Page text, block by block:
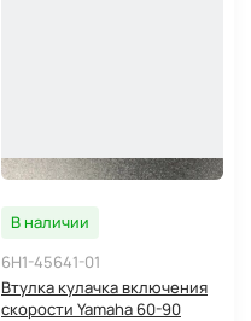
В наличии
6H1-45641-01
Втулка кулачка включения
скорости Yamaha 60-90